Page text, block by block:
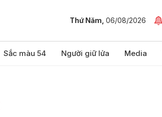
Thứ Năm, 06/08/2026
Sắc màu 54 Người giữ lửa Media